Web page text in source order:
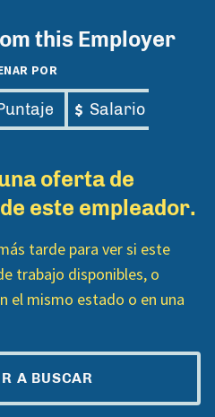
this Employer
POR
Salario
oferta de
este empleador.
tarde para ver si este
trabajo disponibles, o
el mismo estado o en una
A BUSCAR